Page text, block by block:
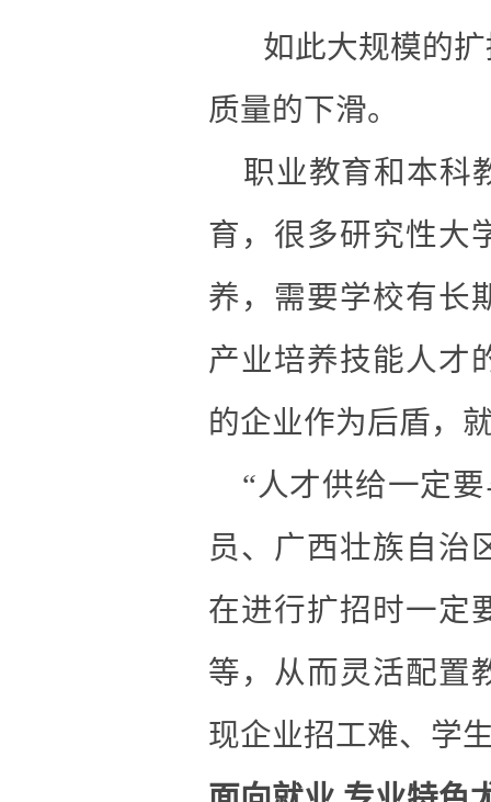
如此大规模的
质量的下滑。
职业教育和本科
育，很多研究性大
养，需要学校有长
产业培养技能人才
的企业作为后盾，
“人才供给一定要
员、广西壮族自治
在进行扩招时一定
等 ，从而灵活配置
现企业招工难、学